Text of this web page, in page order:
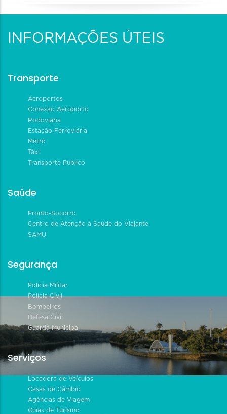
INFORMAÇÕES ÚTEIS
Transporte
Aeroportos
Conexão Aeroporto
Rodoviária
Estação Ferroviária
Metrô
Táxi
Transporte Público
Saúde
Pronto-Socorro
Centro de Atenção à Saúde do Viajante
SAMU
Segurança
Polícia Militar
Polícia Civil
Bombeiros
Defesa Civil
Guarda Municipal
Serviços
Locadora de Veículos
Casas de Câmbio
Agências de Viagem
Guias de Turismo